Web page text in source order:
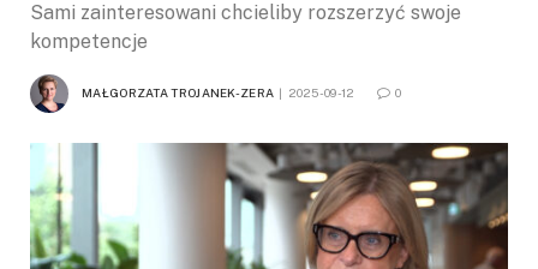
Sami zainteresowani chcieliby rozszerzyć swoje
kompetencje
MAŁGORZATA TROJANEK-ZERA 2025-09-12 0